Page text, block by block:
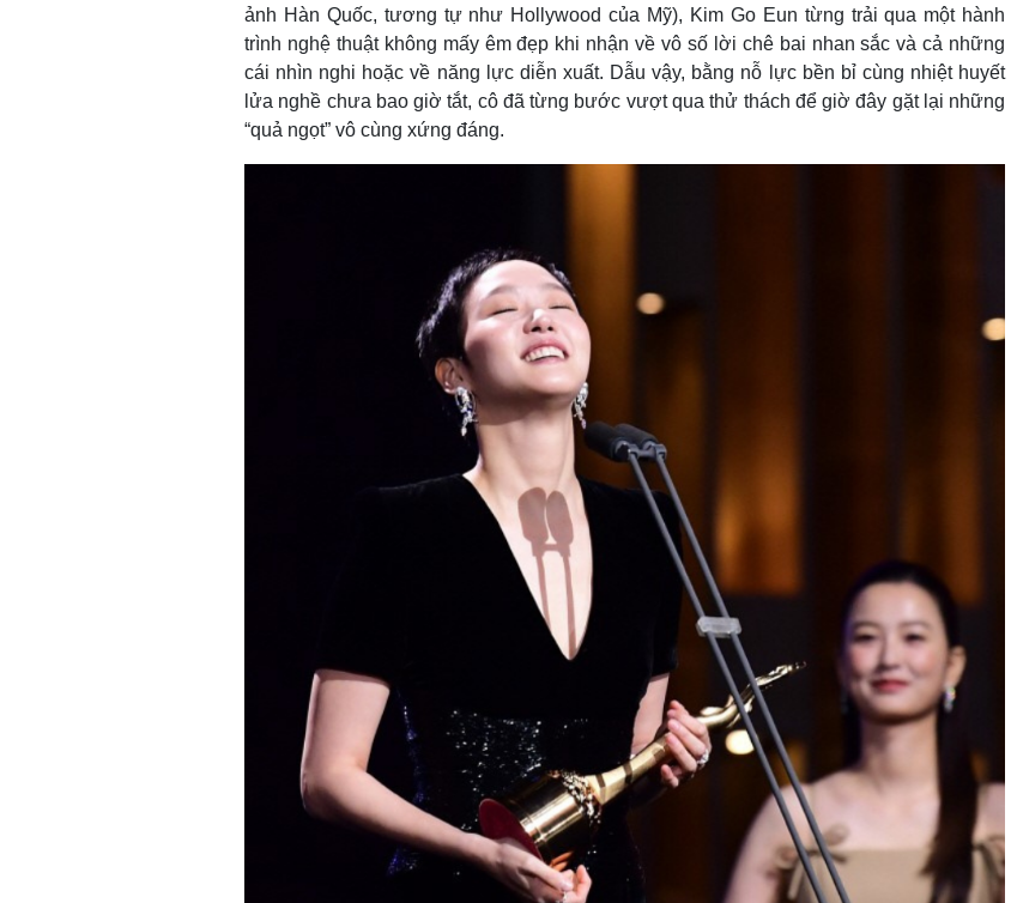
ảnh Hàn Quốc, tương tự như Hollywood của Mỹ), Kim Go Eun từng trải qua một hành
trình nghệ thuật không mấy êm đẹp khi nhận về vô số lời chê bai nhan sắc và cả những
cái nhìn nghi hoặc về năng lực diễn xuất. Dẫu vậy, bằng nỗ lực bền bỉ cùng nhiệt huyết
lửa nghề chưa bao giờ tắt, cô đã từng bước vượt qua thử thách để giờ đây gặt lại những
“quả ngọt” vô cùng xứng đáng.